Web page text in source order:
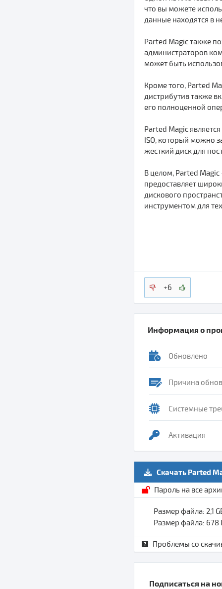
что вы можете
данные находятся в
Parted Magic также
администраторов
может быть
Кроме того, Parted
дистрибутив также
его полноценной
Parted Magic
ISO, который можно
жесткий диск для
В целом, Parted
предоставляет
дискового
инструментом для
+6
Информация о
Обновлено
Причина
Системные
Активация
Скачать Parted
Пароль на все
Размер файла: 2,1
Размер файла:
Проблемы со
Подписаться на